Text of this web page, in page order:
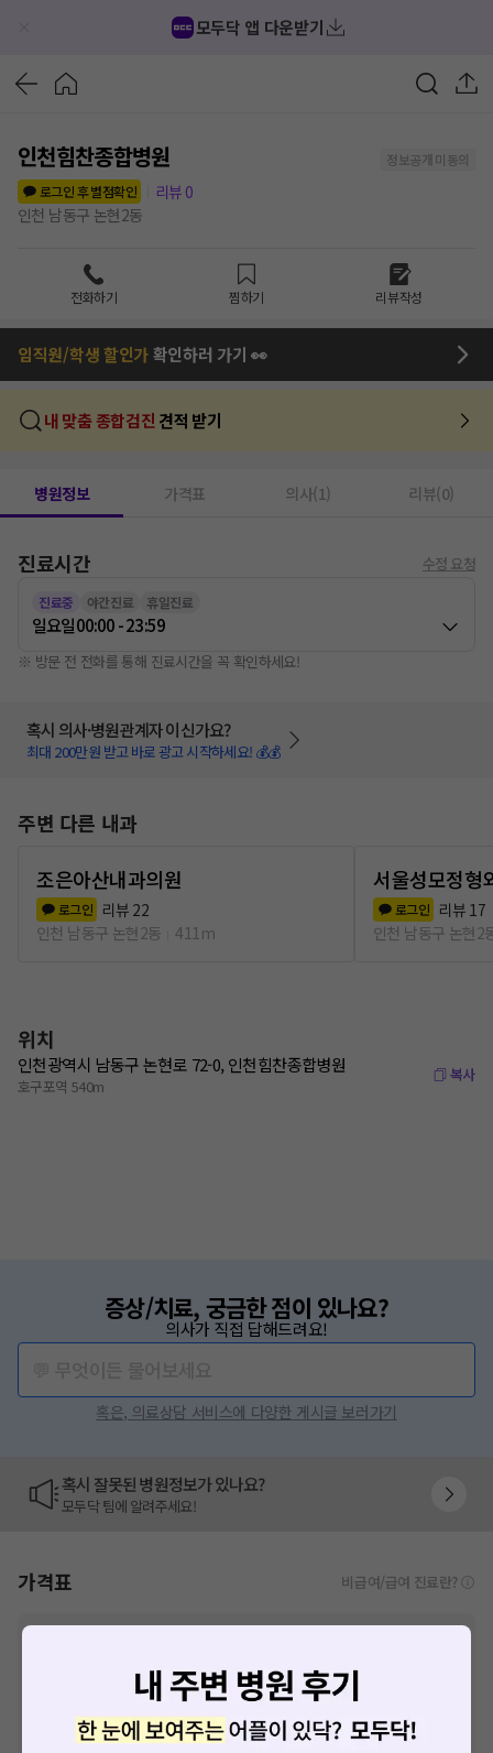
모두닥 앱 다운받기
인천힘찬종합병원
정보공개 미동의
로그인 후 별점확인
리뷰 0
인천 남동구 논현2동
전화하기 찜하기 리뷰작성
임직원/학생 할인가확인하러 가기 👀
내 맞춤 종합검진 견적 받기
병원정보 가격표 의사(1) 리뷰(0)
진료시간 수정 요청
진료중 야간진료 휴일진료
일요일00:00 - 23:59
※ 방문 전 전화를 통해 진료시간을 꼭 확인하세요!
혹시 의사·병원관계자 이신가요?
최대 200만원 받고 바로 광고 시작하세요! 💰💰
주변 다른 내과
조은아산내과의원
로그인 리뷰 22
인천 남동구 논현2동
411m
서울성모정형
로그인 리뷰 17
인천 남동구 논현2
위치
인천광역시 남동구 논현로 72-0, 인천힘찬종합병원
호구포역 540m
복사
증상/치료, 궁금한 점이 있나요?
의사가 직접 답해드려요!
혹은, 의료상담 서비스에 다양한 게시글 보러가기
혹시 잘못된 병원정보가 있나요?
모두닥 팀에 알려주세요!
가격표 비급여/급여 진료란?
급여 항목의 경우, 건강보험심사평가원 에 고지되어 있는 급여 진료 기준 가
격입니다. (진료와 연관된 복합적인 비용이 추가되어, 병원마다 금액이 다르게
산정될 수 있는 점 참고 바랍니다.)
※ 이벤트가, 할인가는VAT 포함